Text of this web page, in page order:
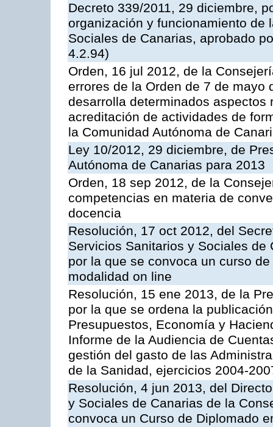
Decreto 339/2011, 29 diciembre,
organización y funcionamiento de
Sociales de Canarias, aprobado
4.2.94)
Orden, 16 jul 2012, de la
errores de la Orden de 7 de mayo
desarrolla determinados
acreditación de actividades de
la Comunidad Autónoma de
Ley 10/2012, 29 diciembre, de
Autónoma de Canarias para 2013
Orden, 18 sep 2012, de la
competencias en materia de
docencia
Resolución, 17 oct 2012, del
Servicios Sanitarios y Sociales
por la que se convoca un curso
modalidad on line
Resolución, 15 ene 2013, de la
por la que se ordena la
Presupuestos, Economía y
Informe de la Audiencia de
gestión del gasto de las
de la Sanidad, ejercicios 2004-
Resolución, 4 jun 2013, del
y Sociales de Canarias de la
convoca un Curso de Diplomado